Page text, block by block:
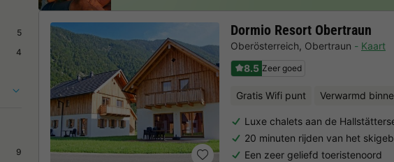
5
4
9
Dormio Resort Obertraun
Oberösterreich, Obertraun
Kaart
8.5 Zeer goed
Gratis Wifi punt Verwarmd
Luxe chalets aan de
20 minuten rijden van het
Een zeer geliefd toeristenoord